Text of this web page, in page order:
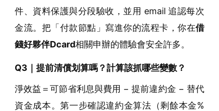
件、資料保護與分段驗收，並用 email 追認每次
金流。把「付款節點」寫進你的流程卡，你在借
錢好夥伴Dcard相關申辦的體驗會安全許多。
Q3｜提前清償划算嗎？計算該抓哪些變數？
淨效益＝可節省利息與費用 − 提前違約金 − 替代
資金成本。第一步確認違約金算法（剩餘本金%